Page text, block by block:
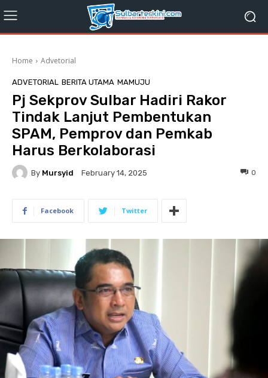
Home Advetorial
ADVETORIAL BERITA UTAMA MAMUJU
Pj Sekprov Sulbar Hadiri Rakor
Tindak Lanjut Pembentukan
SPAM, Pemprov dan Pemkab
Harus Berkolaborasi
By Mursyid February 14, 2025 0
Facebook Twitter